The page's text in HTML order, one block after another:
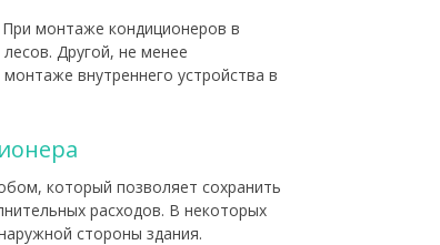
монтаже кондиционеров в
Другой, не менее
внутреннего устройства в
который позволяет сохранить
расходов. В некоторых
стороны здания.